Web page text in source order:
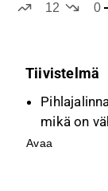
12
0
Tiivistelmä
mikä on
tehtävää,
Avaa